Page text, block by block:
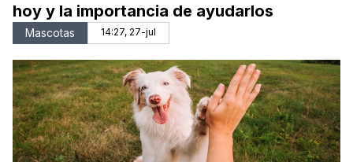
hoy y la importancia de ayudarlos
Mascotas 14:27, 27-jul